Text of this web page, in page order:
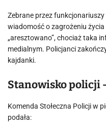
Zebrane przez
wiadomość o zagrożeniu
„aresztowano”, chociaż taka
medialnym. Policjanci
kajdanki.
Stanowisko policji
Komenda Stołeczna Policji w
podała: